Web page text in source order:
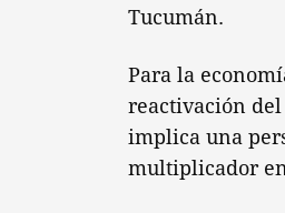
Tucumán.
Para la
reactivación
implica una
multiplicador